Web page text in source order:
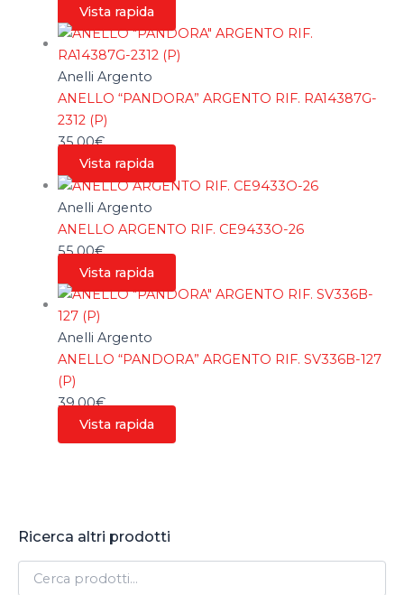
Ricerca altri prodotti
C
Vista rapida
Anelli Argento
ANELLO “PANDORA” ARGENTO RIF. RA14387G-
2312 (P)
35,00€
Vista rapida
Anelli Argento
ANELLO ARGENTO RIF. CE9433O-26
55,00€
Vista rapida
Anelli Argento
ANELLO “PANDORA” ARGENTO RIF. SV336B-127
(P)
39,00€
Vista rapida